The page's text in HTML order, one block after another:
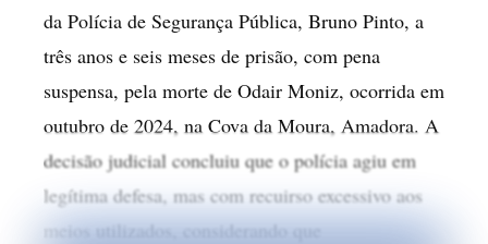
da Polícia de Segurança Pública, Bruno Pinto, a
três anos e seis meses de prisão, com pena
suspensa, pela morte de Odair Moniz, ocorrida em
outubro de 2024, na Cova da Moura, Amadora. A
decisão judicial concluiu que o polícia agiu em
legítima defesa, mas com recuirso excessivo aos
meios utilizados, considerando que